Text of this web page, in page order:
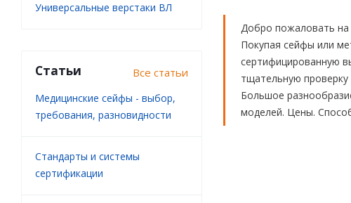
Добро пожаловать на
Покупая сейфы или
сертифицированную
тщательную проверку
Большое
моделей. Цены.
Универсальные верстаки ВЛ
Статьи Все статьи
Медицинские сейфы - выбор,
требования, разновидности
Стандарты и системы
сертификации